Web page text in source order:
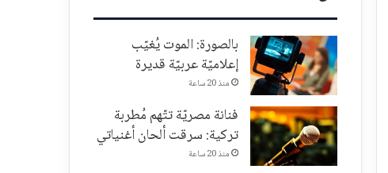
بالصورة: الموت يُغيّب
إعلاميّة عربيّة قديرة
منذ 20 ساعة
فنانة مصريّة تتّهم مُطربة
تركية: سرقت ألحان أغنياتي
منذ 20 ساعة